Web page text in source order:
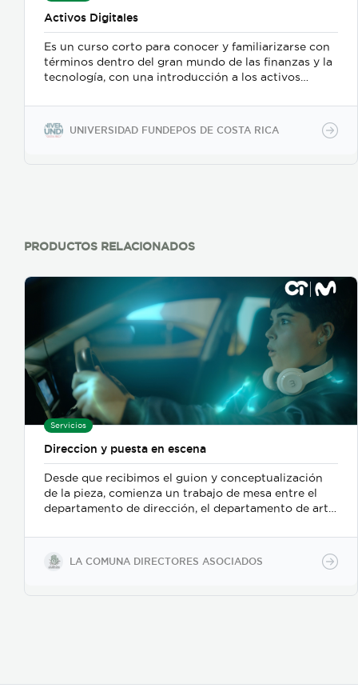
Activos Digitales
Es un curso corto para conocer y familiarizarse con
términos dentro del gran mundo de las finanzas y la
tecnología, con una introducción a los activos
UNIVERSIDAD FUNDEPOS DE COSTA RICA
PRODUCTOS RELACIONADOS
Servicios
Direccion y puesta en escena
Desde que recibimos el guion y conceptualización
de la pieza, comienza un trabajo de mesa entre el
departamento de dirección, el departamento de arte,
buscamos reforzar la historia, nos centramos
fuertemente en la selección de casting, en el tono
para los actores con instrucciones claras, paletas de
LA COMUNA DIRECTORES ASOCIADOS